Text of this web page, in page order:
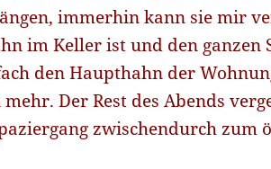
immerhin kann sie mir
im Keller ist und den ganzen
den Haupthahn der
Der Rest des Abends
zwischendurch zum